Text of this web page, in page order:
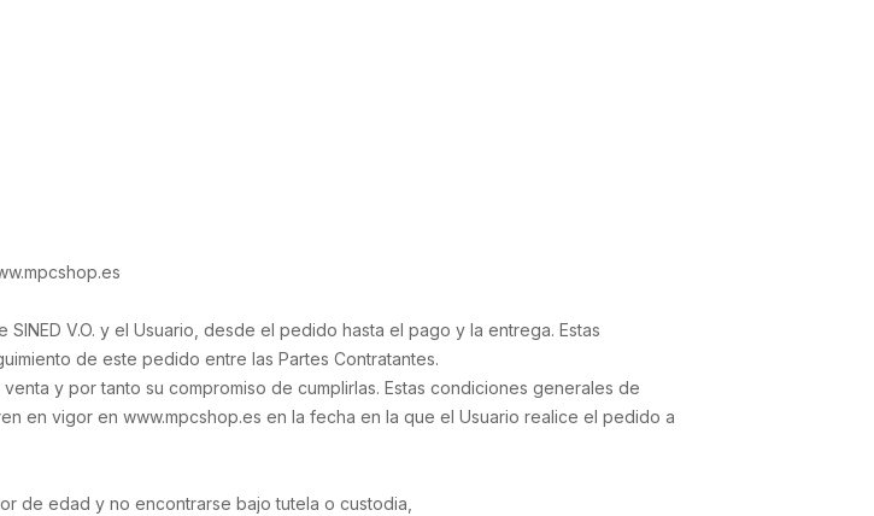
V.O. y el Usuario, desde el pedido hasta el pago y la entrega. Estas
de este pedido entre las Partes Contratantes.
y por tanto su compromiso de cumplirlas. Estas condiciones generales de
en vigor en www.mpcshop.es en la fecha en la que el Usuario realice el pedido a
de edad y no encontrarse bajo tutela o custodia,